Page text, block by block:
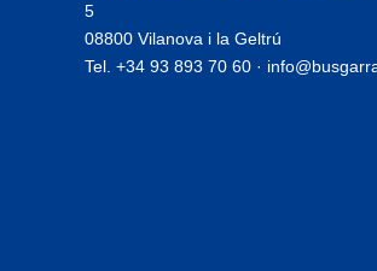
5
08800 Vilanova i la Geltrú
Tel. +34 93 893 70 60 ·